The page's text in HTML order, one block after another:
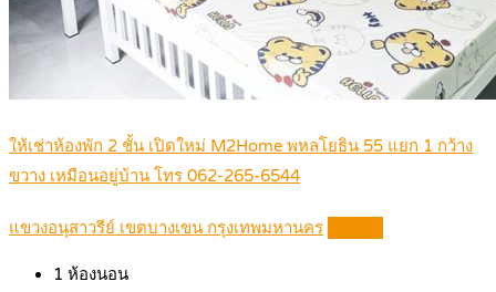
ให้เช่าห้องพัก 2 ชั้น เปิดใหม่ M2Home พหลโยธิน 55 แยก 1 กว้าง
ขวาง เหมือนอยู่บ้าน โทร 062-265-6544
แขวงอนุสาวรีย์ เขตบางเขน กรุงเทพมหานคร
1 ห้องนอน